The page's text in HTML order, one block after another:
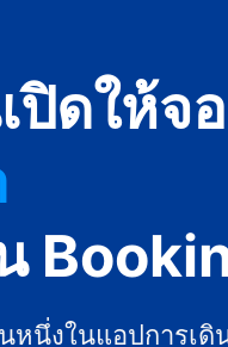
ปิดให้จ
หนึ่งในแอปการเ